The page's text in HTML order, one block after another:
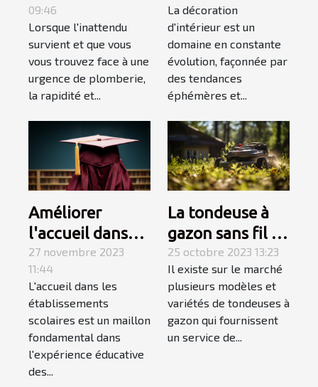
dépannage en
plomberie
d'urgence
09:46
Lorsque l'inattendu
survient et que vous
vous trouvez face à une
urgence de plomberie,
la rapidité et...
tendances en
décoration
d'intérieur en
2023
La décoration
d'intérieur est un
domaine en constante
évolution, façonnée par
des tendances
éphémères et...
Améliorer
l'accueil dans
les
établissements
scolaires
27 novembre 2023
11:44
L'accueil dans les
établissements
scolaires est un maillon
fondamental dans
l'expérience éducative
des...
La tondeuse à
gazon sans fil :
allons à sa
découverte
25 octobre 2023 13:23
Il existe sur le marché
plusieurs modèles et
variétés de tondeuses à
gazon qui fournissent
un service de...